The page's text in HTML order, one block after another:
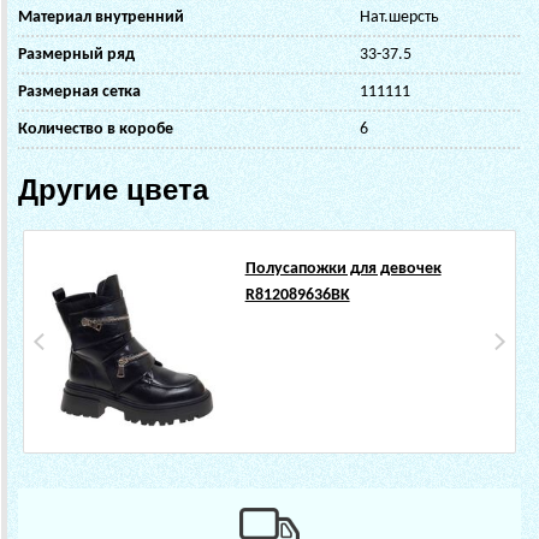
Материал внутренний Нат.шерсть
Размерный ряд 33-37.5
Размерная сетка 111111
Количество в коробе 6
Другие цвета
Полусапожки для девочек
R812089636BK